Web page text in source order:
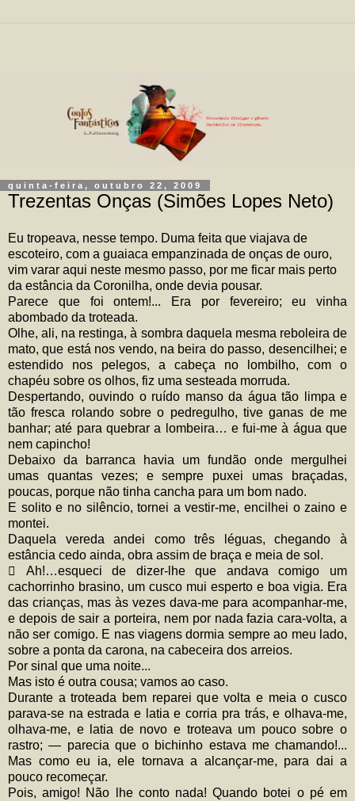
quinta-feira, outubro 22, 2009
Trezentas Onças (Simões Lopes Neto)
Eu tropeava, nesse tempo. Duma feita que viajava de
escoteiro, com a guaiaca empanzinada de onças de ouro,
vim varar aqui neste mesmo passo, por me ficar mais perto
da estância da Coronilha, onde devia pousar.
Parece que foi ontem!... Era por fevereiro; eu vinha
abombado da troteada.
Olhe, ali, na restinga, à sombra daquela mesma reboleira de
mato, que está nos vendo, na beira do passo, desencilhei; e
estendido nos pelegos, a cabeça no lombilho, com o
chapéu sobre os olhos, fiz uma sesteada morruda.
Despertando, ouvindo o ruído manso da água tão limpa e
tão fresca rolando sobre o pedregulho, tive ganas de me
banhar; até para quebrar a lombeira… e fui-me à água que
nem capincho!
Debaixo da barranca havia um fundão onde mergulhei
umas quantas vezes; e sempre puxei umas braçadas,
poucas, porque não tinha cancha para um bom nado.
E solito e no silêncio, tornei a vestir-me, encilhei o zaino e
montei.
Daquela vereda andei como três léguas, chegando à
estância cedo ainda, obra assim de braça e meia de sol.
 Ah!…esqueci de dizer-lhe que andava comigo um
cachorrinho brasino, um cusco mui esperto e boa vigia. Era
das crianças, mas às vezes dava-me para acompanhar-me,
e depois de sair a porteira, nem por nada fazia cara-volta, a
não ser comigo. E nas viagens dormia sempre ao meu lado,
sobre a ponta da carona, na cabeceira dos arreios.
Por sinal que uma noite...
Mas isto é outra cousa; vamos ao caso.
Durante a troteada bem reparei que volta e meia o cusco
parava-se na estrada e latia e corria pra trás, e olhava-me,
olhava-me, e latia de novo e troteava um pouco sobre o
rastro; — parecia que o bichinho estava me chamando!...
Mas como eu ia, ele tornava a alcançar-me, para dai a
pouco recomeçar.
Pois, amigo! Não lhe conto nada! Quando botei o pé em